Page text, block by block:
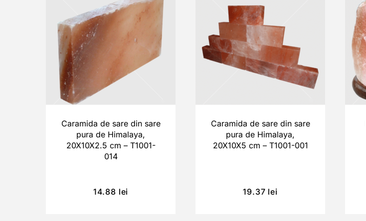
Caramida de sare din sare
pura de Himalaya,
20X10X2.5 cm – T1001-
014
14.88 lei
Caramida de sare din sare
pura de Himalaya,
20X10X5 cm – T1001-001
19.37 lei